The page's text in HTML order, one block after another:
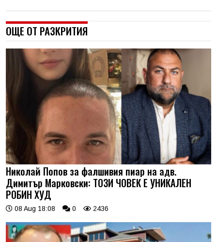
ОЩЕ ОТ РАЗКРИТИЯ
Николай Попов за фалшивия пиар на адв.
Димитър Марковски: ТОЗИ ЧОВЕК Е УНИКАЛЕН
РОБИН ХУД
08 Aug 18:08 0 2436